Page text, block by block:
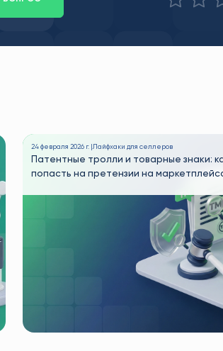
24 февраля 2026 г. | Лайфхаки для селлеров
Патентные тролли и товарные знаки:
попасть на претензии на